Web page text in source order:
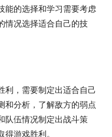
能的选择和学习需要考虑
情况选择适合自己的技
利，需要制定出适合自己
和分析，了解敌方的弱点
队伍情况制定出战斗策
游戏胜利。